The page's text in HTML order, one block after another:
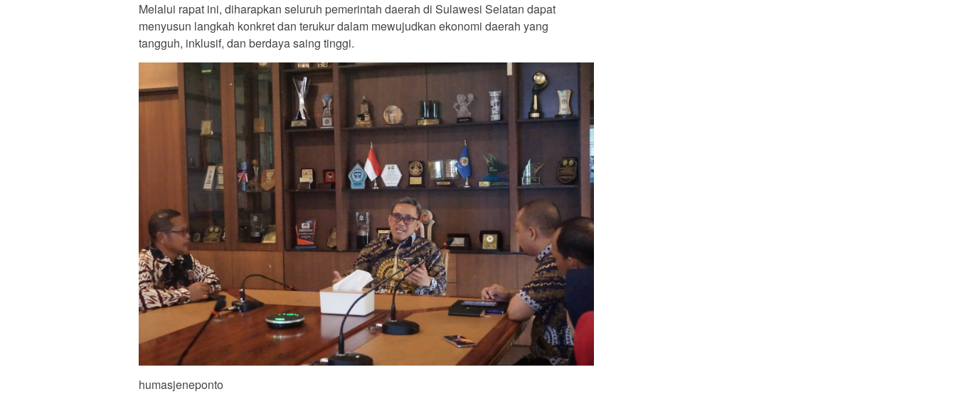
Melalui rapat ini, diharapkan seluruh pemerintah daerah di Sulawesi Selatan dapat
menyusun langkah konkret dan terukur dalam mewujudkan ekonomi daerah yang
tangguh, inklusif, dan berdaya saing tinggi.
humasjeneponto